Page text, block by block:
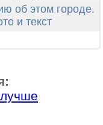
об этом городе.
и текст